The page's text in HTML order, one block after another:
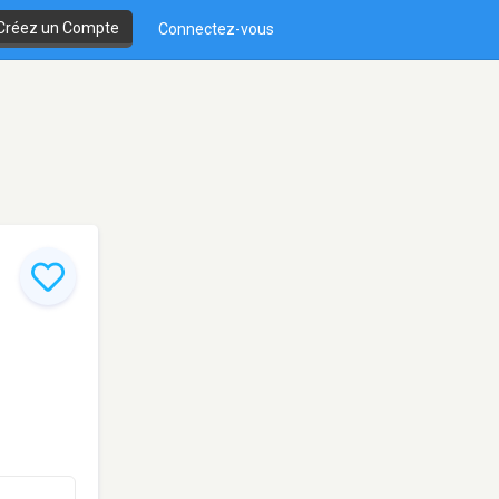
un Compte Connectez-vous